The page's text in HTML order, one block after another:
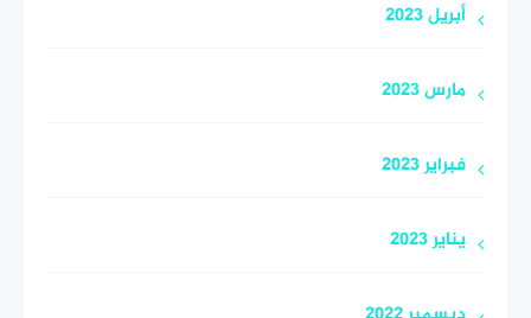
أبريل 2023
مارس 2023
فبراير 2023
يناير 2023